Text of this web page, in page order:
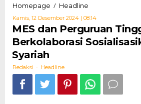
Homepage / Headline
dan
Perguruan
Tinggi
Berkolaborasi
Kamis, 12 Desember 2024 | 08:14Oleh
Redaksi
MES dan Perguruan
Berkolaborasi
Syariah
Redaksi - Headline